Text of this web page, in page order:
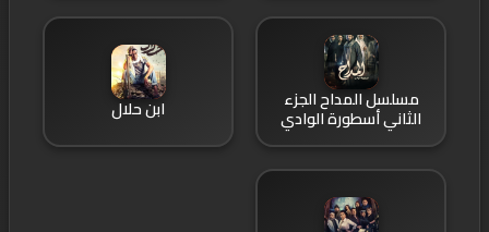
مسلسل المداح الجزء
الثاني أسطورة الوادي ابن حلال